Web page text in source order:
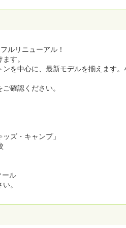
ルリニューアル！
す。
を中心に、最新モデルを揃えます
確認ください。
ズ・キャンプ」
ール
。